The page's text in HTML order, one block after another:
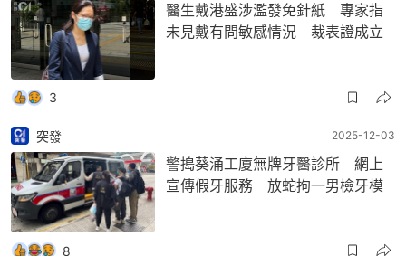
醫生戴港盛涉濫發免針紙 專家指
未見戴有問敏感情況 裁表證成立
3
突發 2025-12-03
警搗葵涌工廈無牌牙醫診所 網上
宣傳假牙服務 放蛇拘一男檢牙模
8